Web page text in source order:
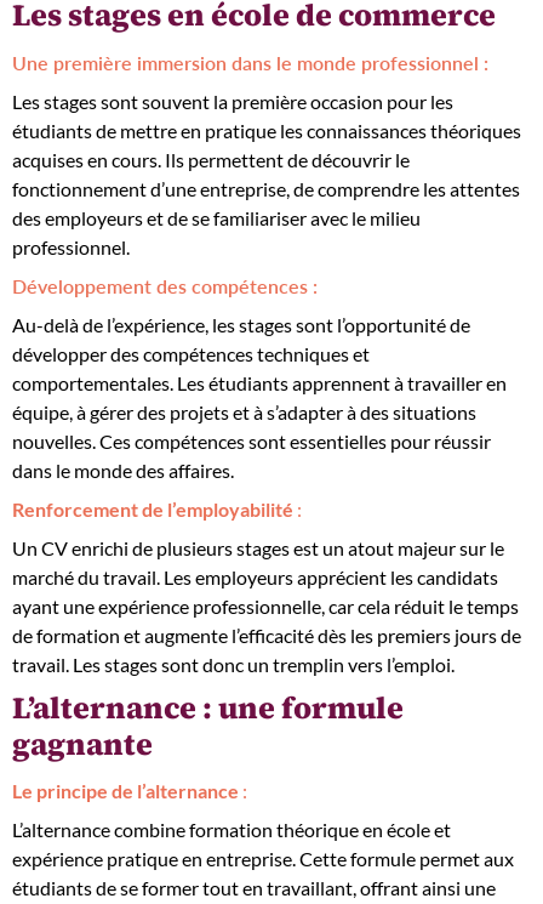
Les stages en école de commerce
Une première immersion dans le monde professionnel :
Les stages sont souvent la première occasion pour les
étudiants de mettre en pratique les connaissances théoriques
acquises en cours. Ils permettent de découvrir le
fonctionnement d’une entreprise, de comprendre les attentes
des employeurs et de se familiariser avec le milieu
professionnel.
Développement des compétences :
Au-delà de l’expérience, les stages sont l’opportunité de
développer des compétences techniques et
comportementales. Les étudiants apprennent à travailler en
équipe, à gérer des projets et à s’adapter à des situations
nouvelles. Ces compétences sont essentielles pour réussir
dans le monde des affaires.
Renforcement de l’employabilité :
Un CV enrichi de plusieurs stages est un atout majeur sur le
marché du travail. Les employeurs apprécient les candidats
ayant une expérience professionnelle, car cela réduit le temps
de formation et augmente l’efficacité dès les premiers jours de
travail. Les stages sont donc un tremplin vers l’emploi.
L’alternance : une formule
gagnante
Le principe de l’alternance :
L’alternance combine formation théorique en école et
expérience pratique en entreprise. Cette formule permet aux
étudiants de se former tout en travaillant, offrant ainsi une